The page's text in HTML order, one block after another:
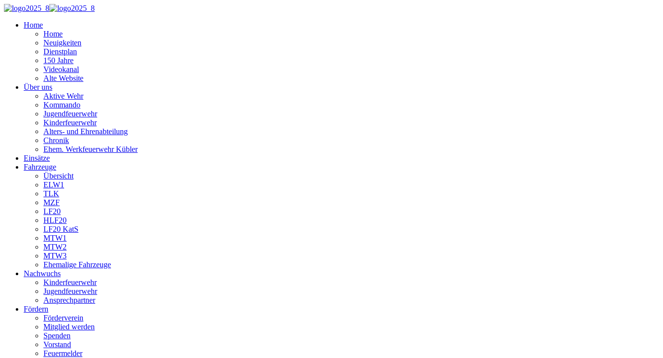
Home
Home
Neuigkeiten
Dienstplan
150 Jahre
Videokanal
Alte Website
Über uns
Aktive Wehr
Kommando
Jugendfeuerwehr
Kinderfeuerwehr
Alters- und Ehrenabteilung
Chronik
Ehem. Werkfeuerwehr Kübler
Einsätze
Fahrzeuge
Übersicht
ELW1
TLK
MZF
LF20
HLF20
LF20 KatS
MTW1
MTW2
MTW3
Ehemalige Fahrzeuge
Nachwuchs
Kinderfeuerwehr
Jugendfeuerwehr
Ansprechpartner
Fördern
Förderverein
Mitglied werden
Spenden
Vorstand
Feuermelder